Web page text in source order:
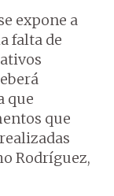
expone a
falta de
que
que
Rodríguez,